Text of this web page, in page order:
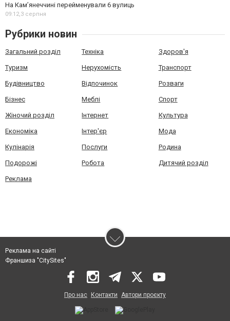
На Камʼянеччині перейменували 6 вулиць
09:12,3 серпня
Рубрики новин
Загальний розділ Техніка Здоров'я
Туризм Нерухомість Транспорт
Будівництво Відпочинок Розваги
Бізнес Меблі Спорт
Жіночий розділ Інтернет Культура
Економіка Інтер'єр Мода
Кулінарія Послуги Родина
Подорожі Робота Дитячий розділ
Реклама
Реклама на сайті
Франшиза "CitySites"
Про нас Контакти Автори проєкту